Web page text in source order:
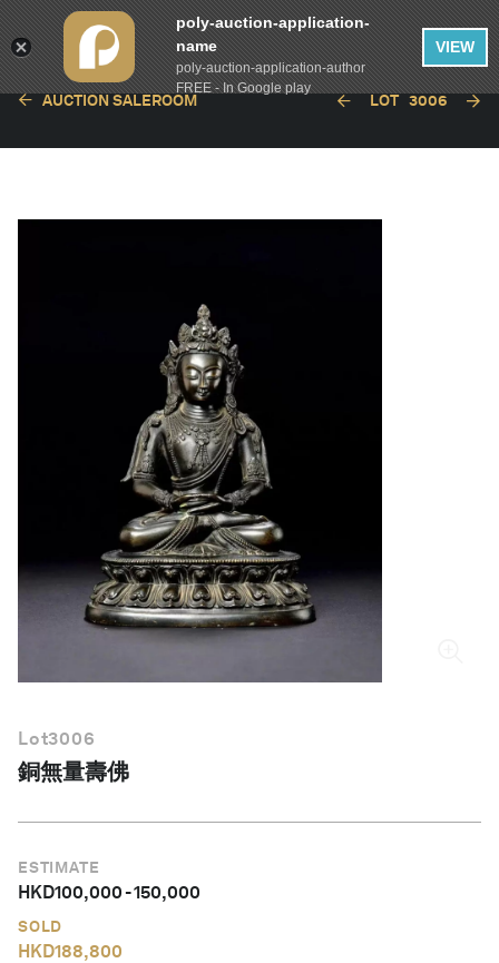
繁體中文
AUCTION SALEROOM LOT 3006
Lot3006
銅無量壽佛
ESTIMATE
HKD100,000-150,000
SOLD
HKD188,800
poly-auction-application-
name
poly-auction-application-author
FREE - In Google play
VIEW